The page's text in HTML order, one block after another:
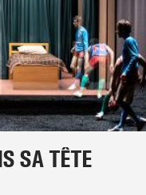
SA TÊTE